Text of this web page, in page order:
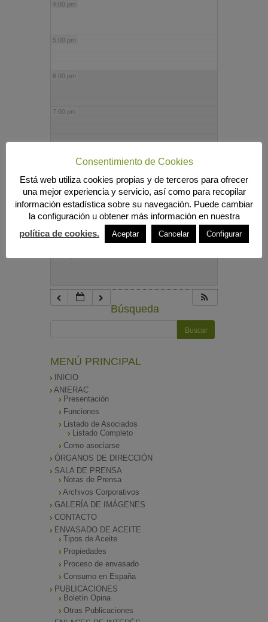
4:00 pm
5:00 pm
6:00 pm
7:00 pm
9:00 pm
10:00 pm
Búsqueda
MENÚ PRINCIPAL
INICIO
ANIERAC
Presentación
Funciones
Listado de Asociados
Listado Completo
Como asociarse
ÓRGANOS DE DIRECCIÓN
SALA DE PRENSA
Notas de Prensa
Archivos Corporativos
GALERÍA DE IMÁGENES
CONTACTO
ENVASADO DE ACEITE
Tipos de Aceite
Propiedades
Proceso de envasado
Consumo en España
PUBLICACIONES
Boletín Opina
Otras Publicaciones
Consentimiento de Cookies
Está web utiliza cookies propias y de terceros para ofrecer
una mejor experiencia y servicio, así como para recopilar
información estadística sobre su navegación. Puede cambiar
la configuración u obtener más información en nuestra
política de cookies.
Aceptar Cancelar Configurar